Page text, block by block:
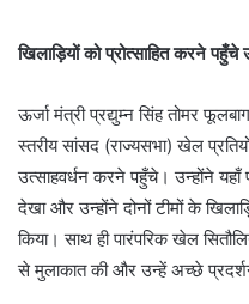
खिलाड़ियों को प्रोत्साहित करने पहुँचे
ऊर्जा मंत्री प्रद्युम्न सिंह तोमर
स्तरीय सांसद (राज्यसभा) खेल
उत्साहवर्धन करने पहुँचे। उन्होंने
देखा और उन्होंने दोनों टीमों के
किया। साथ ही पारंपरिक खेल
से मुलाकात की और उन्हें अच्छे